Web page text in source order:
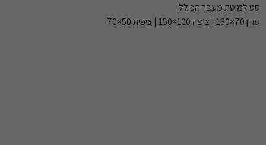
סט למיטת מעבר הכולל:
סדין 70×130 | ציפה 100×150 | ציפית 50×70